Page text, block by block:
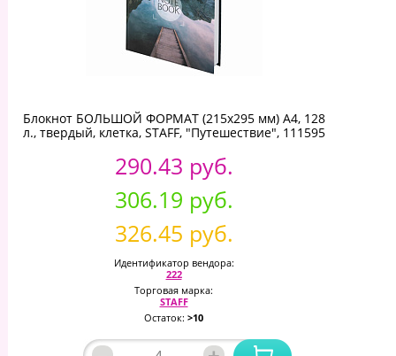
Блокнот БОЛЬШОЙ ФОРМАТ (215х295 мм) А4, 128
л., твердый, клетка, STAFF, "Путешествие", 111595
290.43 руб.
306.19 руб.
326.45 руб.
Идентификатор вендора:
222
Торговая марка:
STAFF
Остаток: >10